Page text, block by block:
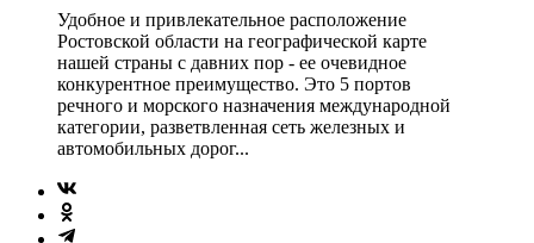
Удобное и привлекательное расположение
Ростовской области на географической карте
нашей страны с давних пор - ее очевидное
конкурентное преимущество. Это 5 портов
речного и морского назначения международной
категории, разветвленная сеть железных и
автомобильных дорог...